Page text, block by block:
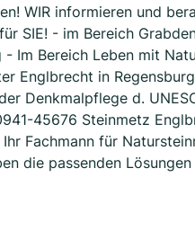
WIR informieren und
SIE! - im Bereich
Im Bereich Leben mit
Englbrecht in
Denkmalpflege d.
45676 Steinmetz
Fachmann für
die passenden